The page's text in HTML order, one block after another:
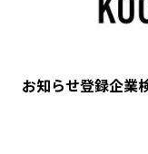
お知らせ登録企業